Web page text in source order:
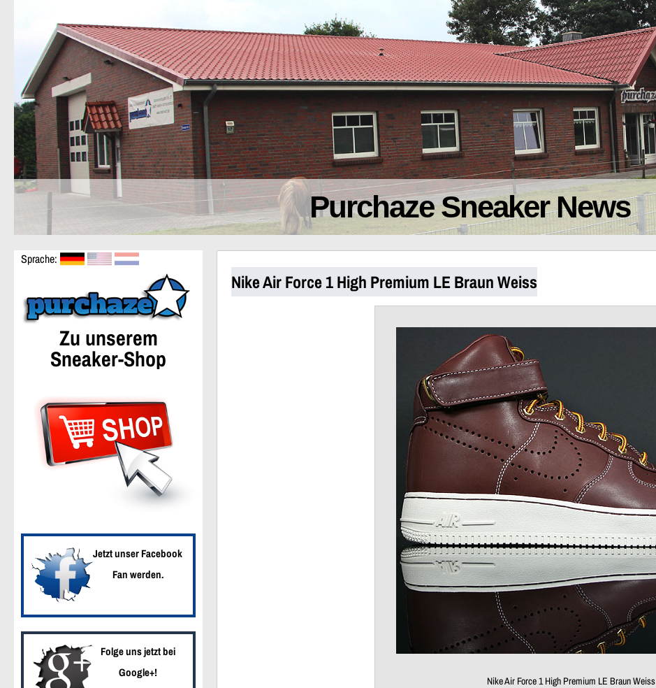
Purchaze Sneaker News
Sprache:
Zu unserem
Sneaker-Shop
Jetzt unser Facebook
Fan werden.
Folge uns jetzt bei
Google+!
Nike Air Force 1 High Premium LE Braun Weiss
Nike Air Force 1 High Premium LE Braun Weiss